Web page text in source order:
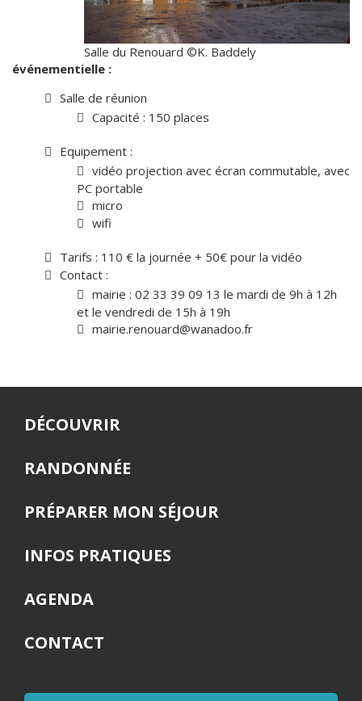
Salle du Renouard ©K. Baddely
événementielle :
Salle de réunion
Capacité : 150 places
Equipement :
vidéo projection avec écran commutable, avec
PC portable
micro
wifi
Tarifs : 110 € la journée + 50€ pour la vidéo
Contact :
mairie : 02 33 39 09 13 le mardi de 9h à 12h
et le vendredi de 15h à 19h
mairie.renouard@wanadoo.fr
DÉCOUVRIR
RANDONNÉE
PRÉPARER MON SÉJOUR
INFOS PRATIQUES
AGENDA
CONTACT